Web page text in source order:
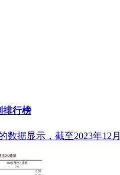
排行榜
数据显示，截至2023年12